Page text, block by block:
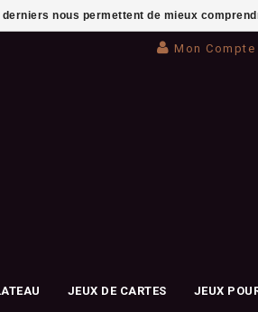
Mon Compte
JEUX DE CARTES JEUX
nous permettent de mieux